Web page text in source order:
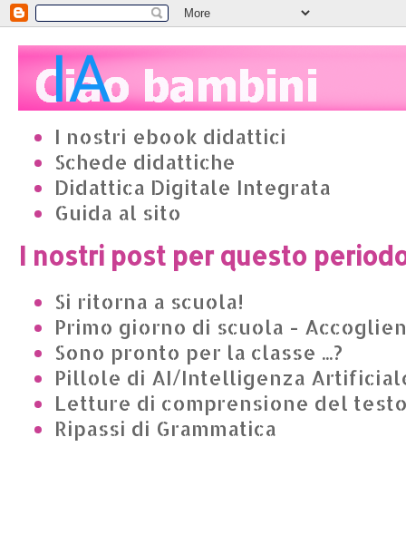
I nostri ebook didattici
Schede didattiche
Didattica Digitale Integrata
Guida al sito
I nostri post per questo
Si ritorna a scuola!
Primo giorno di scuola -
Sono pronto per la classe ...?
Pillole di AI/Intelligenza
Letture di comprensione del
Ripassi di Grammatica